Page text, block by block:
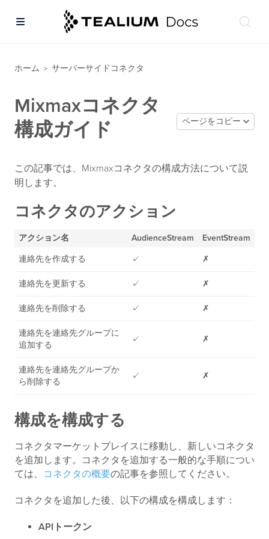
ホーム > サーバーサイドコネクタ
Mixmaxコネクタ
構成ガイド
ページをコピー
この記事では、Mixmaxコネクタの構成方法について説
明します。
コネクタのアクション
アクション名 AudienceStream EventStream
連絡先を作成する ✓ ✗
連絡先を更新する ✓ ✗
連絡先を削除する ✓ ✗
連絡先を連絡先グループに
追加する
✓ ✗
連絡先を連絡先グループか
ら削除する
✓ ✗
構成を構成する
コネクタマーケットプレイスに移動し、新しいコネクタ
を追加します。コネクタを追加する一般的な手順につい
ては、 コネクタの概要の記事を参照してください。
コネクタを追加した後、以下の構成を構成します：
APIトークン